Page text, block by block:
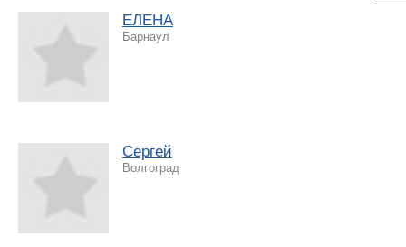
ЕЛЕНА
Барнаул
Сергей
Волгоград